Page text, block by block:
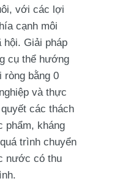
với các lợi
cạnh môi
Giải pháp
cụ thể hướng
ròng bằng 0
và thực
các thách
phẩm, kháng
trình chuyển
nước có thu